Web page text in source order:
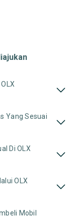
Yang Sesuai
Di OLX
OLX
Mobil